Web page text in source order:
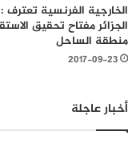
الخارجية الفرنسية تعترف
الجزائر مفتاح تحقيق
منطقة الساحل
2017-09-23
أخبار عاجلة